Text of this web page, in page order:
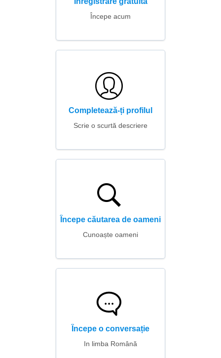
Începe acum
Completează-ți profilul
Scrie o scurtă descriere
Începe căutarea de oameni
Cunoaște oameni
Începe o conversație
In limba Română